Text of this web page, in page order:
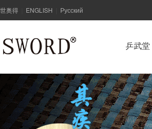
世奥得 ENGLISH Русский
乒武堂